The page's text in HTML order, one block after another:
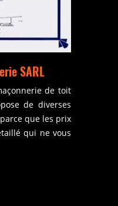
SARL
de toit
de diverses
que les prix
qui ne vous